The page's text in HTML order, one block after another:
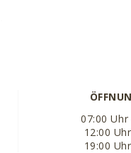
07:00
12:00
19:00